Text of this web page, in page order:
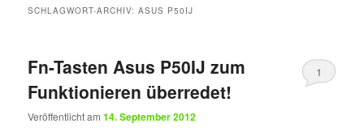
SCHLAGWORT-ARCHIV:ASUS P50IJ
Fn-Tasten Asus P50IJ zum
Funktionieren überredet!
Veröffentlicht am14. September 2012
1